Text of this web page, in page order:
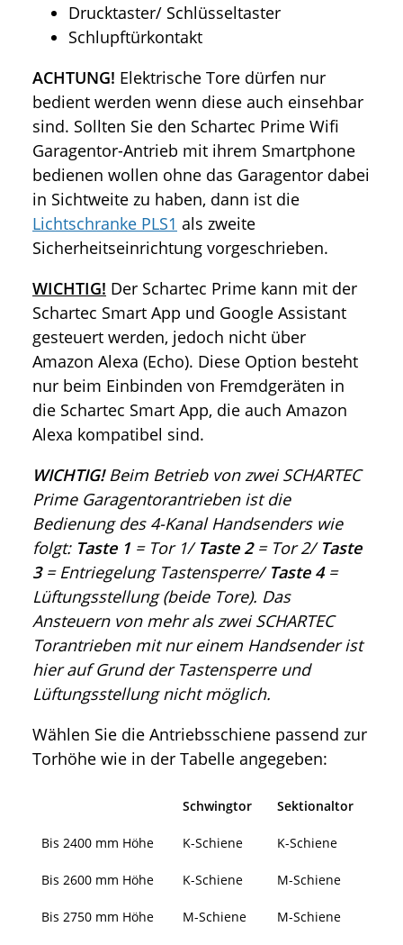
Drucktaster/ Schlüsseltaster
Schlupftürkontakt
ACHTUNG! Elektrische Tore dürfen nur
bedient werden wenn diese auch einsehbar
sind. Sollten Sie den Schartec Prime Wifi
Garagentor-Antrieb mit ihrem Smartphone
bedienen wollen ohne das Garagentor dabei
in Sichtweite zu haben, dann ist die
Lichtschranke PLS1 als zweite
Sicherheitseinrichtung vorgeschrieben.
WICHTIG! Der Schartec Prime kann mit der
Schartec Smart App und Google Assistant
gesteuert werden, jedoch nicht über
Amazon Alexa (Echo). Diese Option besteht
nur beim Einbinden von Fremdgeräten in
die Schartec Smart App, die auch Amazon
Alexa kompatibel sind.
WICHTIG!Beim Betrieb von zwei SCHARTEC
Prime Garagentorantrieben ist die
Bedienung des 4-Kanal Handsenders wie
folgt: Taste 1 = Tor 1/ Taste 2= Tor 2/ Taste
3= Entriegelung Tastensperre/ Taste 4=
Lüftungsstellung (beide Tore). Das
Ansteuern von mehr als zwei SCHARTEC
Torantrieben mit nur einem Handsender ist
hier auf Grund der Tastensperre und
Lüftungsstellung nicht möglich.
Wählen Sie die Antriebsschiene passend zur
Torhöhe wie in der Tabelle angegeben:
Schwingtor Sektionaltor
Bis 2400 mm Höhe K-Schiene K-Schiene
Bis 2600 mm Höhe K-Schiene M-Schiene
Bis 2750 mm Höhe M-Schiene M-Schiene